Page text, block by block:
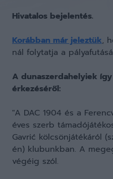
Hivatalos bejelentés.
Korábban már jeleztük,
nál folytatja a
A dunaszerdahelyiek
érkezéséről:
"A DAC 1904 és a
éves szerb
Gavrić kölcsönjátékáról
én) klubunkban. A
végéig szól.